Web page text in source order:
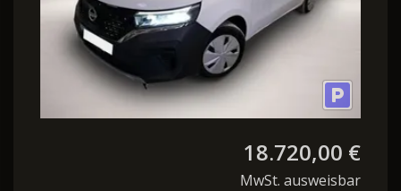
18.720,00 €
MwSt. ausweisbar